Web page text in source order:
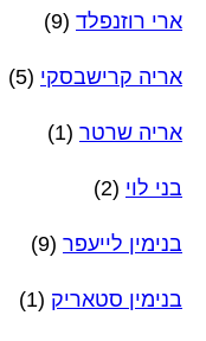
ארי רוזנפלד (9)
אריה קרישבסקי (5)
אריה שרטר (1)
בני לוי (2)
בנימין לייעפר (9)
בנימין סטאריק (1)